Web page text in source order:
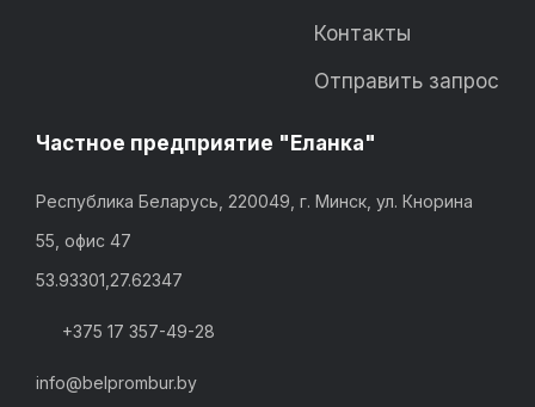
Контакты
Отправить запрос
Частное предприятие "Еланка"
Республика Беларусь, 220049, г. Минск, ул. Кнорина
55, офис 47
53.93301,27.62347
+375 17 357-49-28
info@belprombur.by